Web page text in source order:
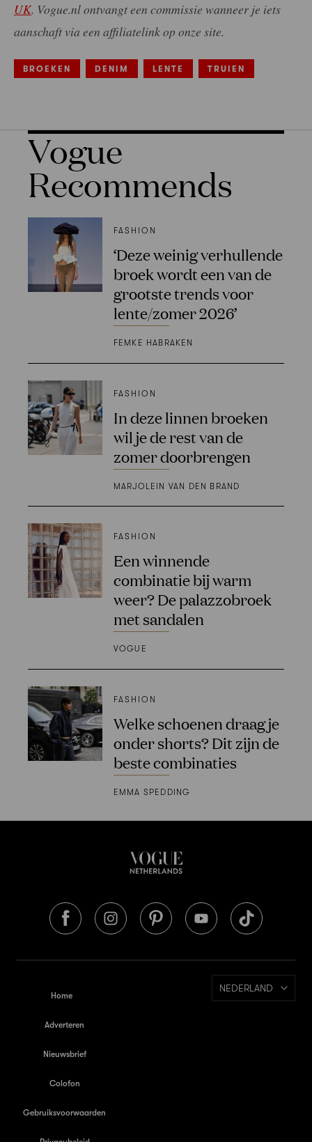
UK. Vogue.nl ontvangt een commissie wanneer je iets
aanschaft via een affiliatelink op onze site.
BROEKEN DENIM LENTE TRUIEN
Vogue
Recommends
FASHION
‘Deze weinig verhullende
broek wordt een van de
grootste trends voor
lente/zomer 2026’
FEMKE HABRAKEN
FASHION
In deze linnen broeken
wil je de rest van de
zomer doorbrengen
MARJOLEIN VAN DEN BRAND
FASHION
Een winnende
combinatie bij warm
weer? De palazzobroek
met sandalen
VOGUE
FASHION
Welke schoenen draag je
onder shorts? Dit zijn de
beste combinaties
EMMA SPEDDING
Home
Adverteren
Nieuwsbrief
Colofon
Gebruiksvoorwaarden
NEDERLAND